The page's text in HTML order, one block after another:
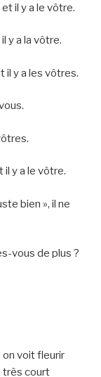
il y a le vôtre.
y a la vôtre.
il y a les vôtres.
il y a le vôtre.
bien », il ne
vous de plus ?
on voit fleurir
très court